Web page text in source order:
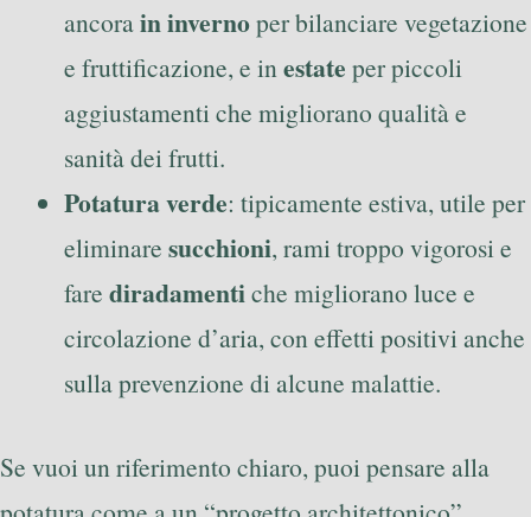
ancorain invernoper bilanciare vegetazione
e fruttificazione, e inestate per piccoli
aggiustamenti che migliorano qualità e
sanità dei frutti.
Potatura verde: tipicamente estiva, utile per
eliminare succhioni, rami troppo vigorosi e
fare diradamentiche migliorano luce e
circolazione d’aria, con effetti positivi anche
sulla prevenzione di alcune malattie.
Se vuoi un riferimento chiaro, puoi pensare alla